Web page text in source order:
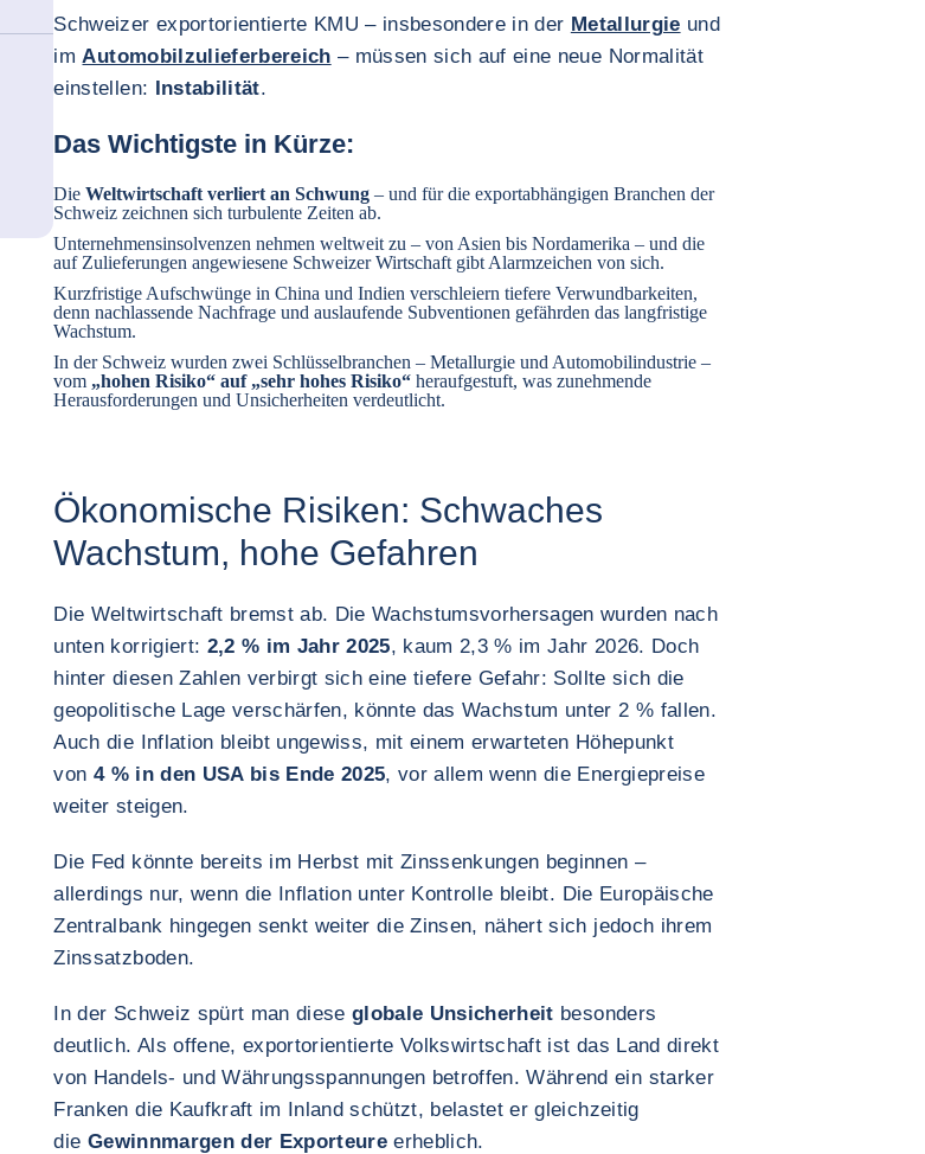
Schweizer exportorientierte KMU – insbesondere in der Metallurgie und
imAutomobilzulieferbereich – müssen sich auf eine neue Normalität
einstellen: Instabilität.
Das Wichtigste in Kürze:
DieWeltwirtschaft verliert an Schwung – und für die exportabhängigen Branchen der
Schweiz zeichnen sich turbulente Zeiten ab.
Unternehmensinsolvenzen nehmen weltweit zu – von Asien bis Nordamerika – und die
auf Zulieferungen angewiesene Schweizer Wirtschaft gibt Alarmzeichen von sich.
Kurzfristige Aufschwünge in China und Indien verschleiern tiefere Verwundbarkeiten,
denn nachlassende Nachfrage und auslaufende Subventionen gefährden das langfristige
Wachstum.
In der Schweiz wurden zwei Schlüsselbranchen – Metallurgie und Automobilindustrie –
vom „hohen Risiko“ auf „sehr hohes Risiko“ heraufgestuft, was zunehmende
Herausforderungen und Unsicherheiten verdeutlicht.
Ökonomische Risiken: Schwaches
Wachstum, hohe Gefahren
Die Weltwirtschaft bremst ab. Die Wachstumsvorhersagen wurden nach
unten korrigiert: 2,2 % im Jahr 2025, kaum 2,3 % im Jahr 2026. Doch
hinter diesen Zahlen verbirgt sich eine tiefere Gefahr: Sollte sich die
geopolitische Lage verschärfen, könnte das Wachstum unter 2 % fallen.
Auch die Inflation bleibt ungewiss, mit einem erwarteten Höhepunkt
von 4 % in den USA bis Ende 2025, vor allem wenn die Energiepreise
weiter steigen.
Die Fed könnte bereits im Herbst mit Zinssenkungen beginnen –
allerdings nur, wenn die Inflation unter Kontrolle bleibt. Die Europäische
Zentralbank hingegen senkt weiter die Zinsen, nähert sich jedoch ihrem
Zinssatzboden.
In der Schweiz spürt man diese globale Unsicherheit besonders
deutlich. Als offene, exportorientierte Volkswirtschaft ist das Land direkt
von Handels- und Währungsspannungen betroffen. Während ein starker
Franken die Kaufkraft im Inland schützt, belastet er gleichzeitig
die Gewinnmargen der Exporteure erheblich.